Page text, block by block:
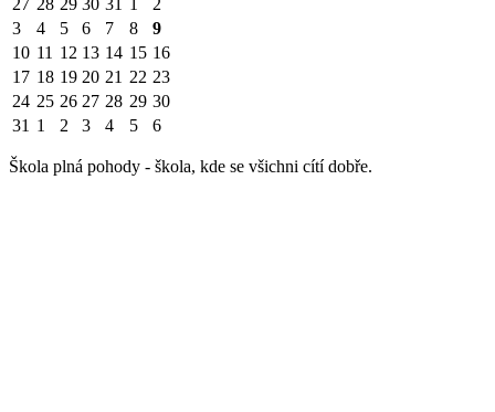
27 28 29 30 31 1
2
3
4 5 6 7 8
9
10 11 12 13 14 15 16
17 18 19 20 21 22 23
24 25 26 27 28 29 30
31 1 2 3 4 5 6
Škola plná pohody - škola, kde se všichni cítí dobře.